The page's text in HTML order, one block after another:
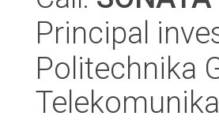
Principal
Politechnika